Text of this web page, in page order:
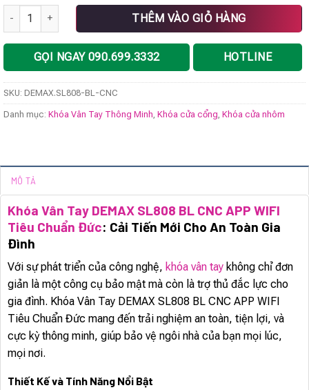
Khóa vân tay DEMAX SL808 BL CNC APP WIFI tiêu chuẩn Đức số
THÊM VÀO GIỎ HÀNG
GỌI NGAY 090.699.3332 HOTLINE
SKU: DEMAX.SL808-BL-CNC
Danh mục: Khóa Vân Tay Thông Minh Khóa cửa cổng Khóa cửa nhôm
MÔ TẢ
Khóa Vân Tay DEMAX SL808 BL CNC APP WIFI
Tiêu Chuẩn Đức: Cải Tiến Mới Cho An Toàn Gia
Đình
Với sự phát triển của công nghệ, khóa vân tay không chỉ đơn
giản là một công cụ bảo mật mà còn là trợ thủ đắc lực cho
gia đình. Khóa Vân Tay DEMAX SL808 BL CNC APP WIFI
Tiêu Chuẩn Đức mang đến trải nghiệm an toàn, tiện lợi, và
cực kỳ thông minh, giúp bảo vệ ngôi nhà của bạn mọi lúc,
mọi nơi.
Thiết Kế và Tính Năng Nổi Bật